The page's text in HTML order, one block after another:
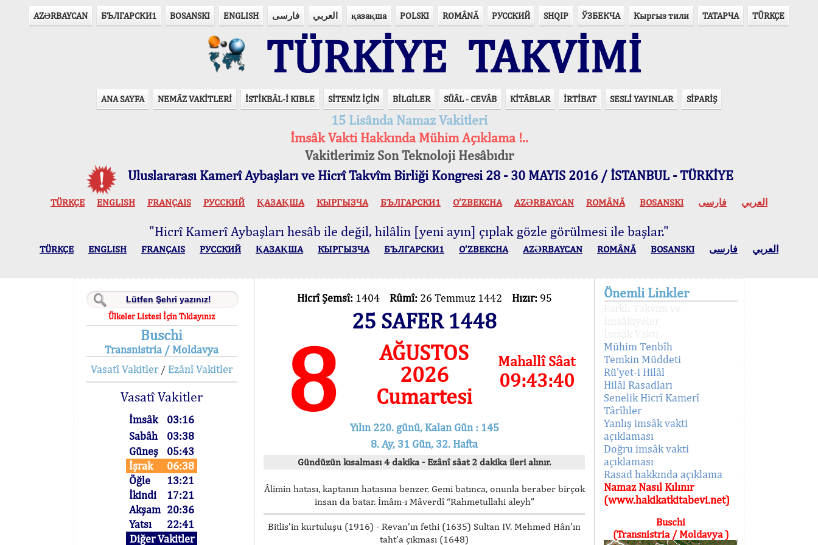
AZӘRBAYCAN БЪЛГАРСКИ1 BOSANSKI ENGLISH فارسی العربي қазақша POLSKI ROMÂNĂ РУССКИЙ SHQIP ЎЗБЕКЧА Кыргыз тили ТАТАРЧА TÜRKÇE
TÜRKİYE TAKVİMİ
ANA SAYFA NEMÂZ VAKİTLERİ İSTİKBÂL-İ KIBLE SİTENİZ İÇİN BİLGİLER SÜÂL - CEVÂB KİTÂBLAR İRTİBAT SESLİ YAYINLAR SİPARİŞ
15 Lisânda Namaz Vakitleri
İmsâk Vakti Hakkında Mühim Açıklama !..
Vakitlerimiz Son Teknoloji Hesâbıdır
Uluslararası Kamerî Aybaşları ve Hicrî Takvîm Birliği Kongresi 28 - 30 MAYIS 2016 / İSTANBUL - TÜRKİYE
TÜRKÇE ENGLISH FRANÇAIS РУССКИЙ ҚАЗАҚША КЫPГЫЗЧA БЪЛГАРСКИ1 O’ZBEKCHA AZӘRBAYCAN ROMÂNĂ BOSANSKI العربي فارسی
"Hicrî Kamerî Aybaşları hesâb ile değil, hilâlin [yeni ayın] çıplak gözle görülmesi ile başlar."
TÜRKÇE ENGLISH FRANÇAIS РУССКИЙ ҚАЗАҚША КЫPГЫЗЧA БЪЛГАРСКИ1 O’ZBEKCHA AZӘRBAYCAN ROMÂNĂ BOSANSKI العربي فارسی
Ülkeler Listesi İçin Tıklayınız
Buschi
Transnistria / Moldavya
Vasatî Vakitler/ Ezânî Vakitler
Vasatî Vakitler
İmsâk
03:16
Sabâh
03:38
Güneş
05:43
İşrak
06:38
Öğle
13:21
İkindi
17:21
Akşam 20:36
Yatsı
22:41
Diğer Vakitler
Hicrî Şemsî: 1404 Rûmî: 26 Temmuz 1442 Hızır: 95
25 SAFER 1448
8
AĞUSTOS
2026
Cumartesi
Mahallî Sâat
09:43:41
Yılın 220. günü, Kalan Gün : 145
8. Ay, 31 Gün, 32. Hafta
Gündüzün kısalması 4 dakika - Ezânî sâat 2 dakika ileri alınır.
Âlimin hatası, kaptanın hatasına benzer. Gemi batınca, onunla beraber birçok
insan da batar. İmâm-ı Mâverdî “Rahmetullahi aleyh”
Bitlis’in kurtuluşu (1916) - Revan’ın fethi (1635) Sultan IV. Mehmed Hân’ın
taht’a çıkması (1648)
Önemli Linkler
Mühim Tenbîh
Temkin Müddeti
Rü'yet-i Hilâl
Hilâl Rasadları
Senelik Hicrî Kamerî
Târîhler
Yanlış imsâk vakti
açıklaması
Doğru imsâk vakti
açıklaması
Rasad hakkında açıklama
Namaz Nasıl Kılınır
(www.hakikatkitabevi.net)
Buschi
(Transnistria / Moldavya )